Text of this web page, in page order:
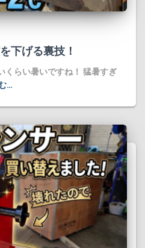
下げる裏技！
くらい暑いですね！ 猛暑すぎ
…